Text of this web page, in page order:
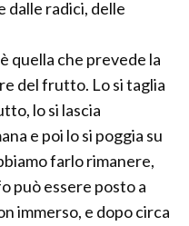
dalle radici, delle
quella che prevede la
del frutto. Lo si taglia
lo si lascia
e poi lo si poggia su
farlo rimanere,
può essere posto a
immerso, e dopo circa